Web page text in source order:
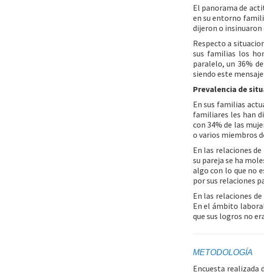
El panorama de
en su entorno
dijeron o insinuaron
Respecto a
sus familias los
paralelo, un 36%
siendo este
Prevalencia de
En sus familias
familiares les han
con 34% de las
o varios miembros
En las relaciones
su pareja se ha
algo con lo que no
por sus relaciones
En las relaciones
En el ámbito
que sus logros no
METODOLOGÍA
Encuesta realizada